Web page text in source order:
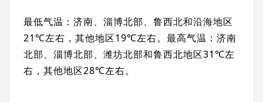
最低气温：济南、淄博北部、鲁西北和沿海地区
21℃左右，其他地区19℃左右。最高气温：济南
北部、淄博北部、潍坊北部和鲁西北地区31℃左
右，其他地区28℃左右。